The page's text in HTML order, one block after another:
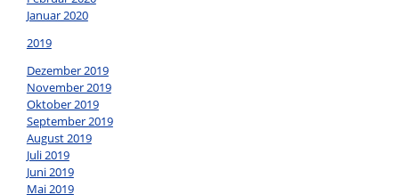
Januar 2020
2019
Dezember 2019
November 2019
Oktober 2019
September 2019
August 2019
Juli 2019
Juni 2019
Mai 2019